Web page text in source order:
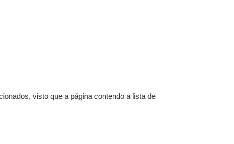
visto que a página contendo a lista de